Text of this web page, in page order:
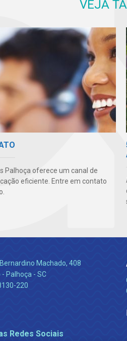
VEJA
Palhoça oferece um canal de
eficiente. Entre em contato
Bernardino Machado, 408
Palhoça - SC
220
Redes Sociais